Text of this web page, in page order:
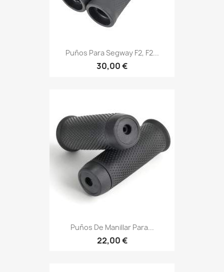
Puños Para Segway F2, F2...
30,00 €
Puños De Manillar Para...
22,00 €